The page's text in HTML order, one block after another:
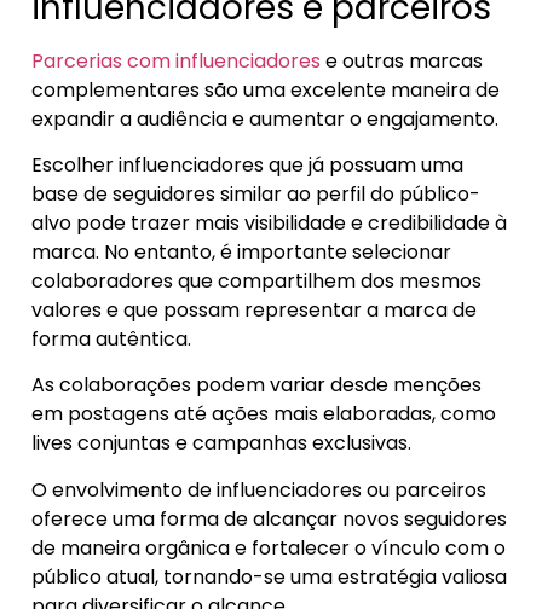
Parcerias com influenciadores e outras marcas
complementares são uma excelente maneira de
expandir a audiência e aumentar o engajamento.
Escolher influenciadores que já possuam uma
base de seguidores similar ao perfil do público-
alvo pode trazer mais visibilidade e credibilidade à
marca. No entanto, é importante selecionar
colaboradores que compartilhem dos mesmos
valores e que possam representar a marca de
forma autêntica.
As colaborações podem variar desde menções
em postagens até ações mais elaboradas, como
lives conjuntas e campanhas exclusivas.
O envolvimento de influenciadores ou parceiros
oferece uma forma de alcançar novos seguidores
de maneira orgânica e fortalecer o vínculo com o
público atual, tornando-se uma estratégia valiosa